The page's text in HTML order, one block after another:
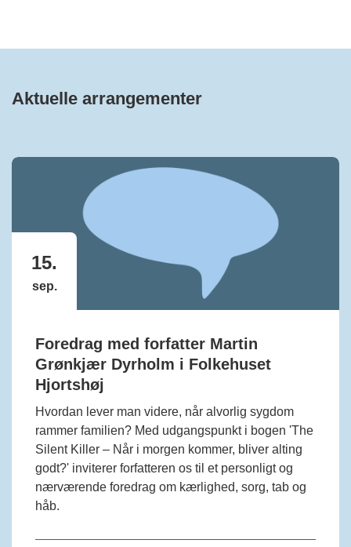
Aktuelle arrangementer
15.
sep.
Foredrag med forfatter Martin
Grønkjær Dyrholm i Folkehuset
Hjortshøj
Hvordan lever man videre, når alvorlig sygdom
rammer familien? Med udgangspunkt i bogen 'The
Silent Killer – Når i morgen kommer, bliver alting
godt?' inviterer forfatteren os til et personligt og
nærværende foredrag om kærlighed, sorg, tab og
håb.